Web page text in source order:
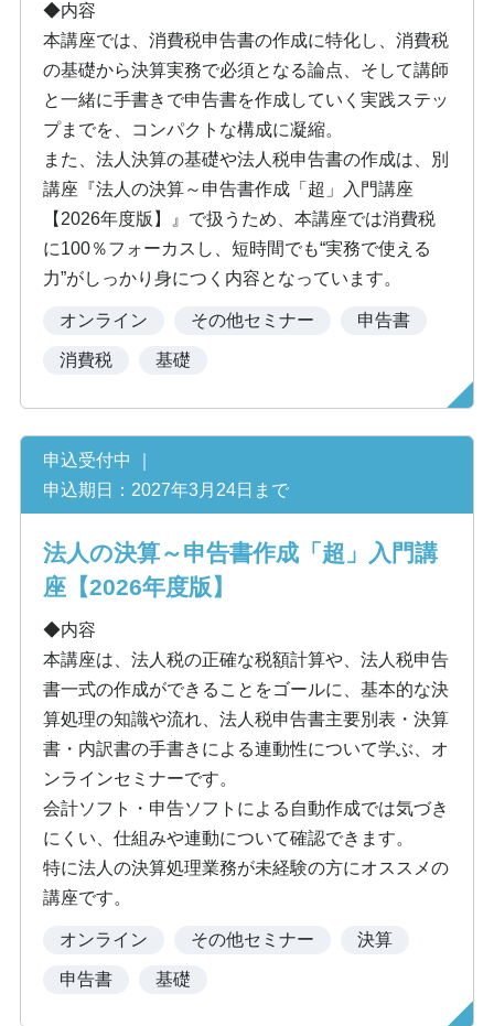
◆内容
本講座では、消費税申告書の作成に特化し、消費税
の基礎から決算実務で必須となる論点、そして講師
と一緒に手書きで申告書を作成していく実践ステッ
プまでを、コンパクトな構成に凝縮。
また、法人決算の基礎や法人税申告書の作成は、別
講座『法人の決算～申告書作成「超」入門講座
【2026年度版】』で扱うため、本講座では消費税
に100％フォーカスし、短時間でも“実務で使える
力”がしっかり身につく内容となっています。
オンライン その他セミナー 申告書
消費税 基礎
申込受付中 ｜
申込期日：2027年3月24日まで
法人の決算～申告書作成「超」入門講
座【2026年度版】
◆内容
本講座は、法人税の正確な税額計算や、法人税申告
書一式の作成ができることをゴールに、基本的な決
算処理の知識や流れ、法人税申告書主要別表・決算
書・内訳書の手書きによる連動性について学ぶ、オ
ンラインセミナーです。
会計ソフト・申告ソフトによる自動作成では気づき
にくい、仕組みや連動について確認できます。
特に法人の決算処理業務が未経験の方にオススメの
講座です。
オンライン その他セミナー 決算
申告書 基礎